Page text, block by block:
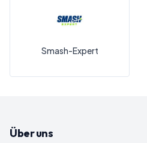
Smash-Expert
Über uns